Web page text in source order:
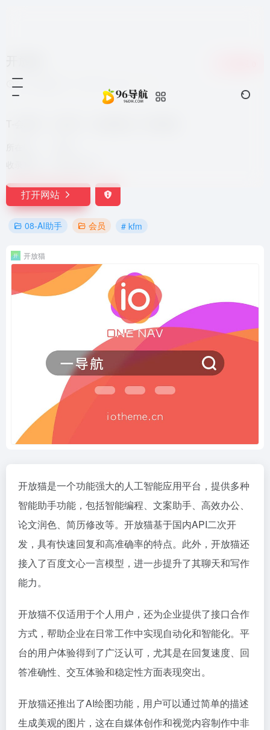
7个月前更新
打开网站
08-AI助手 会员 # kfm
开放猫
开放猫是一个功能强大的人工智能应用平台，提供多种
智能助手功能，包括智能编程、文案助手、高效办公、
论文润色、简历修改等。开放猫基于国内API二次开
发，具有快速回复和高准确率的特点。此外，开放猫还
接入了百度文心一言模型，进一步提升了其聊天和写作
能力。
开放猫不仅适用于个人用户，还为企业提供了接口合作
方式，帮助企业在日常工作中实现自动化和智能化。平
台的用户体验得到了广泛认可，尤其是在回复速度、回
答准确性、交互体验和稳定性方面表现突出。
开放猫还推出了AI绘图功能，用户可以通过简单的描述
生成美观的图片，这在自媒体创作和视觉内容制作中非